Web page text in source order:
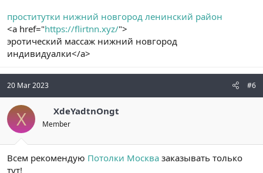
проститутки нижний новгород ленинский район
<a href="https://flirtnn.xyz/">
эротический массаж нижний новгород
индивидуалки</a>
20 Mar 2023 #6
X XdeYadtnOngt
Member
Всем рекомендую Потолки Москва заказывать только
тут!